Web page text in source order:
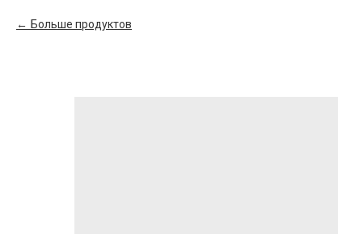
Больше продуктов